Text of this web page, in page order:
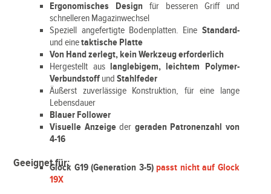
Ergonomisches Design für besseren Griff und
schnelleren Magazinwechsel
Speziell angefertigte Bodenplatten. Eine Standard-
und einetaktische Platte
Von Hand zerlegt, kein Werkzeug erforderlich
Hergestellt aus langlebigem, leichtem Polymer-
Verbundstoff undStahlfeder
Äußerst zuverlässige Konstruktion, für eine lange
Lebensdauer
Blauer Follower
Visuelle Anzeigeder geraden Patronenzahl von
4-16
Geeignet für:Glock G19 (Generation 3-5)passt nicht auf Glock
19X